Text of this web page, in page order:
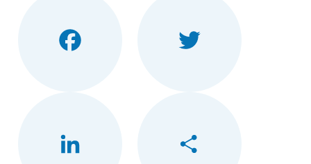
Facebook
LinkedIn